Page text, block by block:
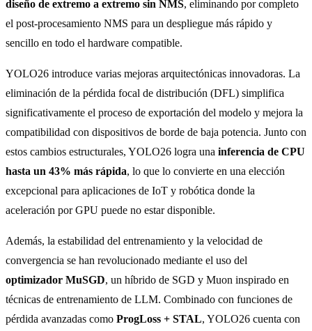
diseño de extremo a extremo sin NMS, eliminando por completo
el post-procesamiento NMS para un despliegue más rápido y
sencillo en todo el hardware compatible.
YOLO26 introduce varias mejoras arquitectónicas innovadoras. La
eliminación de la pérdida focal de distribución (DFL) simplifica
significativamente el proceso de exportación del modelo y mejora la
compatibilidad con dispositivos de borde de baja potencia. Junto con
estos cambios estructurales, YOLO26 logra una inferencia de CPU
hasta un 43% más rápida, lo que lo convierte en una elección
excepcional para aplicaciones de IoT y robótica donde la
aceleración por GPU puede no estar disponible.
Además, la estabilidad del entrenamiento y la velocidad de
convergencia se han revolucionado mediante el uso del
optimizador MuSGD, un híbrido de SGD y Muon inspirado en
técnicas de entrenamiento de LLM. Combinado con funciones de
pérdida avanzadas como ProgLoss + STAL, YOLO26 cuenta con